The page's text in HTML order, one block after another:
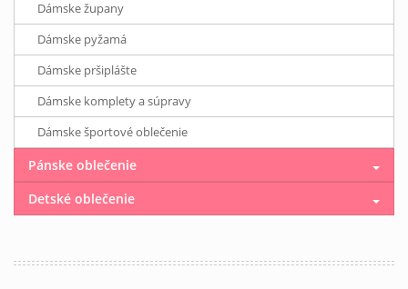
Dámske župany
Dámske pyžamá
Dámske pršiplášte
Dámske komplety a súpravy
Dámske športové oblečenie
Pánske oblečenie
Detské oblečenie